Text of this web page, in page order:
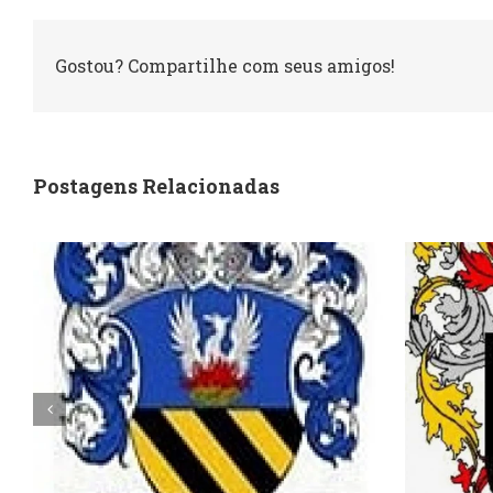
Gostou? Compartilhe com seus amigos!
Postagens Relacionadas